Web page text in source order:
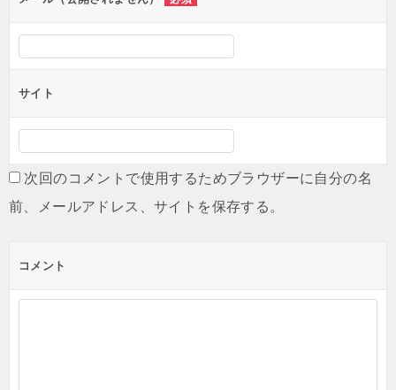
サイト
次回のコメントで使用するためブラウザーに自分の名
前、メールアドレス、サイトを保存する。
コメント